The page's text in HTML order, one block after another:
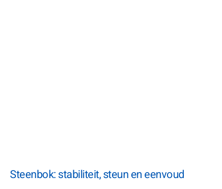
Steenbok: stabiliteit, steun en eenvoud